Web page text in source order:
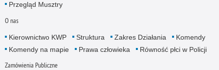
Przegląd Musztry
O nas
Kierownictwo KWP Struktura Zakres Działania
Komendy
Komendy na mapie
Prawa człowieka Równość płci w Policji
Zamówienia Publiczne